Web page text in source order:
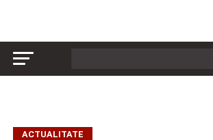
ACTUALITATE